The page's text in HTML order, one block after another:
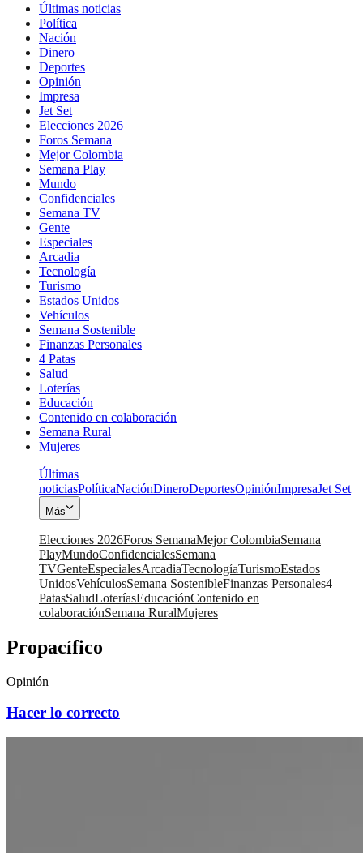
Últimas noticias
Política
Nación
Dinero
Deportes
Opinión
Impresa
Jet Set
Elecciones 2026
Foros Semana
Mejor Colombia
Semana Play
Mundo
Confidenciales
Semana TV
Gente
Especiales
Arcadia
Tecnología
Turismo
Estados Unidos
Vehículos
Semana Sostenible
Finanzas Personales
4 Patas
Salud
Loterías
Educación
Contenido en colaboración
Semana Rural
Mujeres
Últimas
noticiasPolíticaNaciónDineroDeportesOpiniónImpresaJet Set
Más
Elecciones 2026Foros SemanaMejor ColombiaSemana
PlayMundoConfidencialesSemana
TVGenteEspecialesArcadiaTecnologíaTurismoEstados
UnidosVehículosSemana SostenibleFinanzas Personales4
PatasSaludLoteríasEducaciónContenido en
colaboraciónSemana RuralMujeres
Propacífico
Opinión
Hacer lo correcto